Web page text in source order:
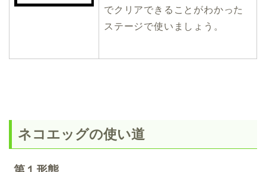
でクリアできることがわかった
ステージで使いましょう。
ネコエッグの使い道